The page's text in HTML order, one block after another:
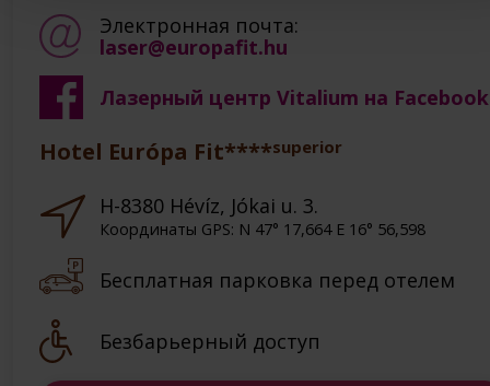
Электронная почта:
laser@europafit.hu
Лазерный центр Vitalium на Facebook
Hotel Európa Fit****superior
H-8380 Hévíz, Jókai u. 3.
Координаты GPS: N 47° 17,664 E 16° 56,598
Бесплатная парковка перед отелем
Безбарьерный доступ